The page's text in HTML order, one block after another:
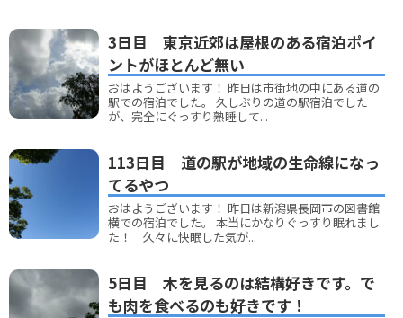
3日目 東京近郊は屋根のある宿泊ポイ
ントがほとんど無い
おはようございます！ 昨日は市街地の中にある道の
駅での宿泊でした。 久しぶりの道の駅宿泊でした
が、完全にぐっすり熟睡して...
113日目 道の駅が地域の生命線になっ
てるやつ
おはようございます！ 昨日は新潟県長岡市の図書館
横での宿泊でした。 本当にかなりぐっすり眠れまし
た！ 久々に快眠した気が...
5日目 木を見るのは結構好きです。で
も肉を食べるのも好きです！